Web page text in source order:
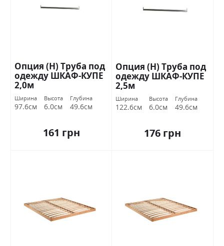
Опция (Н) Труба под
одежду ШКАФ-КУПЕ
2,0м
Ширина
97.6см
Высота
6.0см
Глубина
49.6см
161 грн
Опция (Н) Труба под
одежду ШКАФ-КУПЕ
2,5м
Ширина
122.6см
Высота
6.0см
Глубина
49.6см
176 грн